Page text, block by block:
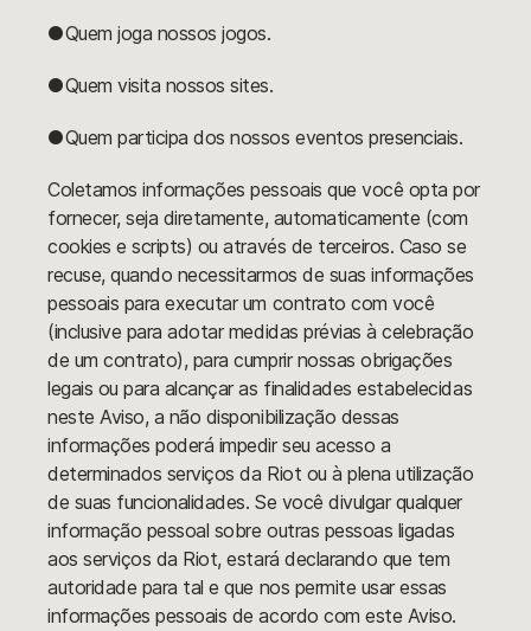
●Quem joga nossos jogos.
●Quem visita nossos sites.
●Quem participa dos nossos eventos presenciais.
Coletamos informações pessoais que você opta por
fornecer, seja diretamente, automaticamente (com
cookies e scripts) ou através de terceiros. Caso se
recuse, quando necessitarmos de suas informações
pessoais para executar um contrato com você
(inclusive para adotar medidas prévias à celebração
de um contrato), para cumprir nossas obrigações
legais ou para alcançar as finalidades estabelecidas
neste Aviso, a não disponibilização dessas
informações poderá impedir seu acesso a
determinados serviços da Riot ou à plena utilização
de suas funcionalidades. Se você divulgar qualquer
informação pessoal sobre outras pessoas ligadas
aos serviços da Riot, estará declarando que tem
autoridade para tal e que nos permite usar essas
informações pessoais de acordo com este Aviso.